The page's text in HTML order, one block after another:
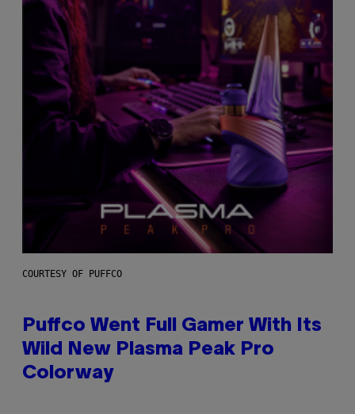
COURTESY OF PUFFCO
Puffco Went Full Gamer With Its
Wild New Plasma Peak Pro
Colorway